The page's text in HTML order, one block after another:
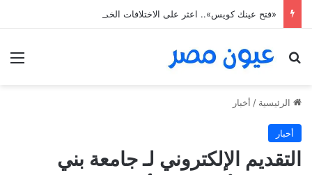
بحث عن
الرئيسية / أخبار
أخبار
التقديم الإلكتروني لـ جامعة بني